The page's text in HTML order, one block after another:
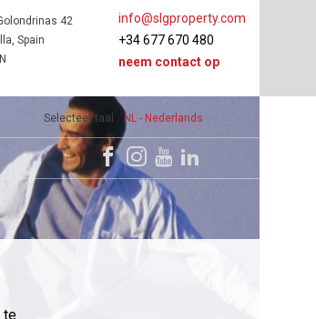
te
Selecteer taal NL - Nederlands
info@slgproperty.com
+34 677 670 480
neem contact op
42
Spain